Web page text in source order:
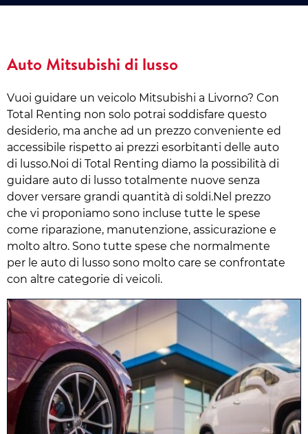
Auto Mitsubishi di lusso
Vuoi guidare un veicolo Mitsubishi a Livorno? Con
Total Renting non solo potrai soddisfare questo
desiderio, ma anche ad un prezzo conveniente ed
accessibile rispetto ai prezzi esorbitanti delle auto
di lusso.Noi di Total Renting diamo la possibilità di
guidare auto di lusso totalmente nuove senza
dover versare grandi quantità di soldi.Nel prezzo
che vi proponiamo sono incluse tutte le spese
come riparazione, manutenzione, assicurazione e
molto altro. Sono tutte spese che normalmente
per le auto di lusso sono molto care se confrontate
con altre categorie di veicoli.